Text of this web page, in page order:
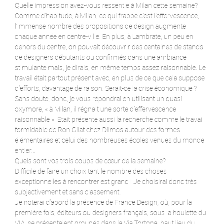
Quelle impression avez-vous ressentie à Milan cette semaine?
Comme d’habitude, à Milan, ce qui frappe c’est l’effervescence,
l’immense nombre des propositions de design augmente
chaque année en centre-ville. En plus, à Lambrate, un peu en
dehors du centre, on pouvait découvrir des centaines de stands
de designers débutants ou confirmés dans une ambiance
stimulante mais, je dirais, en même temps assez raisonnable. Le
travail était partout présent avec, en plus de ce que cela suppose
d’efforts, davantage de raison. Serait-ce la crise économique ?
Sans doute, donc, je vous répondrai en utilisant un quasi
oxymore, « à Milan, il régnait une sorte d’effervescence
raisonnable ». Etait présente aussi la recherche comme le travail
formidable de Ron Gilat chez Dilmos autour des formes
élémentaires et celui des nombreuses écoles venues du monde
entier…
Quels sont vos trois coups de cœur de la semaine?
Difficile de faire un choix tant le nombre des choses
exceptionnelles à rencontrer est grand ! Je choisirai donc très
subjectivement et sans classement.
Je noterai d’abord la présence de France Design, où, pour la
première fois, éditeurs ou designers français, sous la houlette du